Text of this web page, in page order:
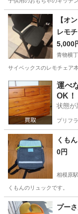
東京 北区 浮間舟
【オ
レモ
5,000
青物横
サイベックスのレモチェア
東京 品川区 青物
運べ
OK！
状態が
プリフラ
くも
0円
相模原駅
くもんのリュックです。
東京 町田市 相模
プー